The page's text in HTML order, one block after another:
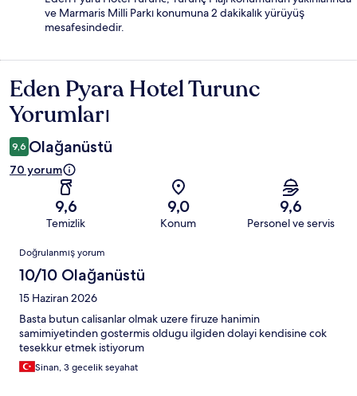
ve Marmaris Milli Parkı konumuna 2 dakikalık yürüyüş
mesafesindedir.
Yorumlar
Eden Pyara Hotel Turunc
Yorumları
9,6 Olağanüstü
70 yorum
9,6
Temizlik
9,0
Konum
9,6
Personel ve servis
Yorumlar
Doğrulanmış yorum
10/10 Olağanüstü
15 Haziran 2026
Basta butun calisanlar olmak uzere firuze hanimin
samimiyetinden gostermis oldugu ilgiden dolayi kendisine cok
tesekkur etmek istiyorum
Sinan, 3 gecelik seyahat